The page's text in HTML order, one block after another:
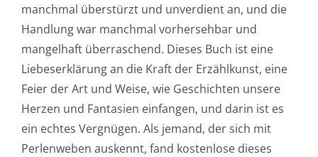
manchmal überstürzt und unverdient an, und die
Handlung war manchmal vorhersehbar und
mangelhaft überraschend. Dieses Buch ist eine
Liebeserklärung an die Kraft der Erzählkunst, eine
Feier der Art und Weise, wie Geschichten unsere
Herzen und Fantasien einfangen, und darin ist es
ein echtes Vergnügen. Als jemand, der sich mit
Perlenweben auskennt, fand kostenlose dieses